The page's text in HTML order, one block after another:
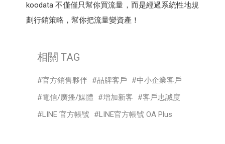
koodata 不僅僅只幫你買流量，而是經過系統性地規
劃行銷策略，幫你把流量變資產！
相關 TAG
官方銷售夥伴 品牌客戶
中小企業客戶
電信/廣播/媒體
增加新客
客戶忠誠度
LINE 官方帳號
LINE官方帳號 OA Plus